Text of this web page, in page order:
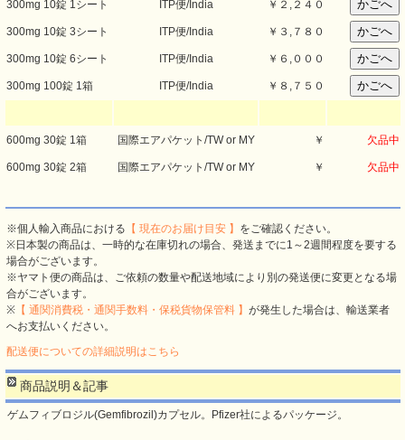
300mg 10錠 1シート ITP便/India ￥ ２,２４０
300mg 10錠 3シート ITP便/India ￥ ３,７８０
300mg 10錠 6シート ITP便/India ￥ ６,０００
300mg 100錠 1箱 ITP便/India ￥ ８,７５０
600mg 30錠 1箱 国際エアパケット/TW or MY ￥ 欠品中
600mg 30錠 2箱 国際エアパケット/TW or MY ￥ 欠品中
※個人輸入商品における 【 現在のお届け目安 】 をご確認ください。
※日本製の商品は、一時的な在庫切れの場合、発送までに1～2週間程度を要する
場合がございます。
※ヤマト便の商品は、ご依頼の数量や配送地域により別の発送便に変更となる場
合がございます。
※ 【 通関消費税・通関手数料・保税貨物保管料 】 が発生した場合は、輸送業者
へお支払いください。
配送便についての詳細説明はこちら
商品説明＆記事
ゲムフィブロジル(Gemfibrozil)カプセル。Pfizer社によるパッケージ。